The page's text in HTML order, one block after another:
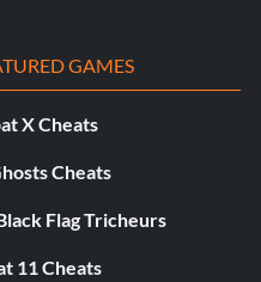
GAMES
X Cheats
Cheats
Flag Tricheurs
11 Cheats